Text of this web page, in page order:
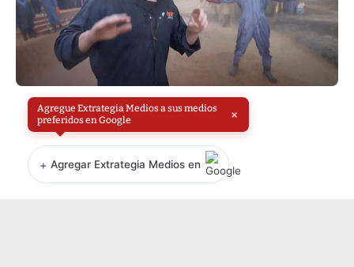
Agregue Extrategia Medios a sus medios
preferidos en Google
×
+ Agregar Extrategia Medios en